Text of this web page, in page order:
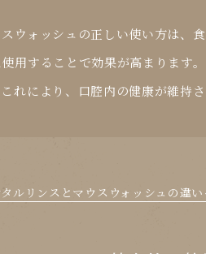
ウォッシュの正しい使い方は、
用することで効果が高まります
れにより、口腔内の健康が維持さ
タルリンスとマウスウォッシュの違